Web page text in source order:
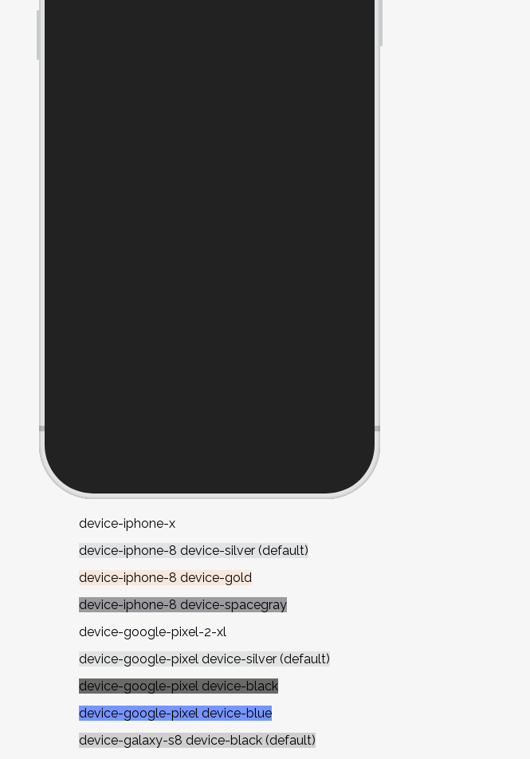
device-iphone-x
device-iphone-8 device-silver (default)
device-iphone-8 device-gold
device-iphone-8 device-spacegray
device-google-pixel-2-xl
device-google-pixel device-silver (default)
device-google-pixel device-black
device-google-pixel device-blue
device-galaxy-s8 device-black (default)